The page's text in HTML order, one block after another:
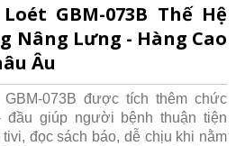
GBM-073B Thế Hệ
Nâng Lưng - Hàng Cao
Âu
073B được tích thêm chức
đầu giúp người bệnh thuận tiện
đọc sách báo, dễ chịu khi nằm